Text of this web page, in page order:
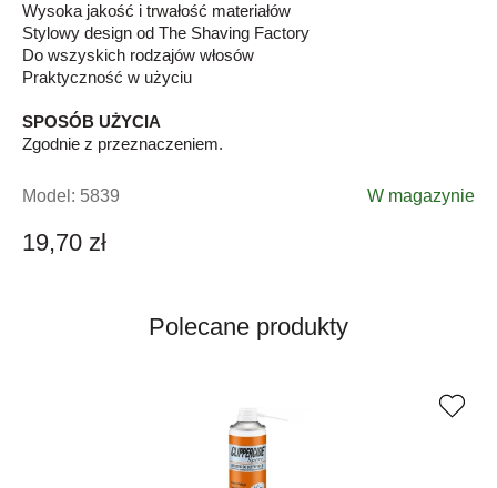
W magazynie
Model: 5839
19,70 zł
Wysoka jakość i trwałość materiałów
Stylowy design od The Shaving Factory
Do wszyskich rodzajów włosów
Praktyczność w użyciu
SPOSÓB UŻYCIA
Zgodnie z przeznaczeniem.
Polecane produkty